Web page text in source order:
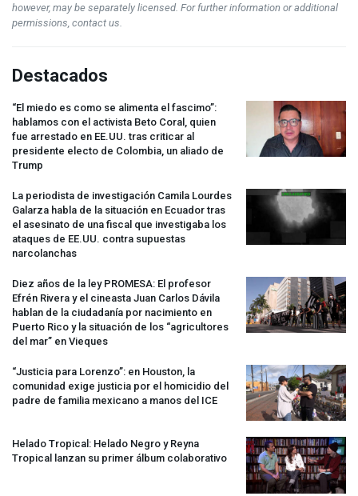
however, may be separately licensed. For further information or additional
permissions, contact us.
Destacados
“El miedo es como se alimenta el fascimo”:
hablamos con el activista Beto Coral, quien
fue arrestado en EE.UU. tras criticar al
presidente electo de Colombia, un aliado de
Trump
La periodista de investigación Camila Lourdes
Galarza habla de la situación en Ecuador tras
el asesinato de una fiscal que investigaba los
ataques de EE.UU. contra supuestas
narcolanchas
Diez años de la ley PROMESA: El profesor
Efrén Rivera y el cineasta Juan Carlos Dávila
hablan de la ciudadanía por nacimiento en
Puerto Rico y la situación de los “agricultores
del mar” en Vieques
“Justicia para Lorenzo”: en Houston, la
comunidad exige justicia por el homicidio del
padre de familia mexicano a manos del ICE
Helado Tropical: Helado Negro y Reyna
Tropical lanzan su primer álbum colaborativo